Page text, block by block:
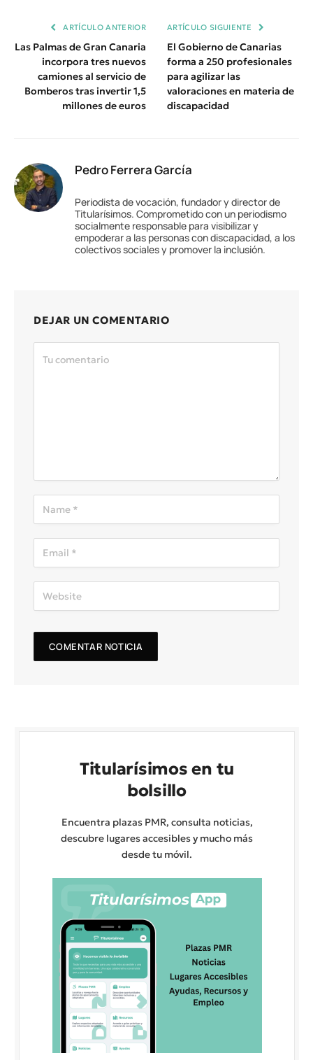
ARTÍCULO ANTERIOR
Las Palmas de Gran Canaria
incorpora tres nuevos
camiones al servicio de
Bomberos tras invertir 1,5
millones de euros
ARTÍCULO SIGUIENTE
El Gobierno de Canarias
forma a 250 profesionales
para agilizar las
valoraciones en materia de
discapacidad
Pedro Ferrera García
Periodista de vocación, fundador y director de
Titularísimos. Comprometido con un periodismo
socialmente responsable para visibilizar y
empoderar a las personas con discapacidad, a los
colectivos sociales y promover la inclusión.
DEJAR UN COMENTARIO
Titularísimos en tu
bolsillo
Encuentra plazas PMR, consulta noticias,
descubre lugares accesibles y mucho más
desde tu móvil.